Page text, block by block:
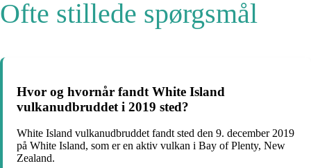
Ofte stillede spørgsmål
Hvor og hvornår fandt White Island
vulkanudbruddet i 2019 sted?
White Island vulkanudbruddet fandt sted den 9. december 2019
på White Island, som er en aktiv vulkan i Bay of Plenty, New
Zealand.